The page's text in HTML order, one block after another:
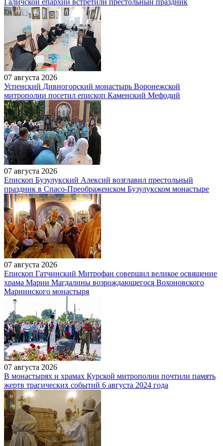
Галичской епархии встретили престольный праздник
07 августа 2026
Успенский Дивногорский монастырь Воронежской
митрополии посетил епископ Каменский Мефодий
07 августа 2026
Епископ Бузулукский Алексий возглавил престольный
праздник в Спасо-Преображенском Бузулукском монастыре
07 августа 2026
Епископ Гатчинский Митрофан совершил великое освящение
храма Марии Магдалины возрождающегося Вохоновского
Мариинского монастыря
07 августа 2026
В монастырях и храмах Курской митрополии почтили память
жертв трагических событий 6 августа 2024 года